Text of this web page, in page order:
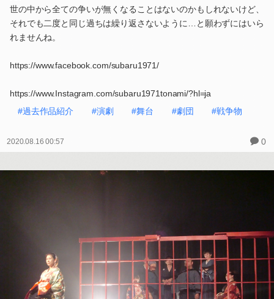
世の中から全ての争いが無くなることはないのかもしれないけど、
それでも二度と同じ過ちは繰り返さないように…と願わずにはいら
れませんね。
https://www.facebook.com/subaru1971/
https://www.Instagram.com/subaru1971tonami/?hl=ja
#過去作品紹介
#演劇 #舞台 #劇団 #戦争物
2020.08.16 00:57 0